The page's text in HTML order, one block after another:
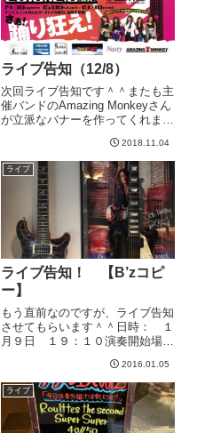
ライブ告知（12/8）
次回ライブ告知です＾＾またも主
催バンドのAmazing Monkeyさん
が立派なバナーを作ってくれまし
Face(HPはこちら）我々ぱちもん
の出番は、17：15演奏スタート
です。チケットは当然無料です
が、ライブハウ...
2018.11.04
ライブ
ライブ告知！ 【B’zコピ
ー】
もう直前なのですが、ライブ告知
させてもらいます＾＾日時： １
月９日 １９：１０演奏開始場
→ ライブハウスのホームページ
バンド名：もっずライブハウス入
り口でバンド名を伝えてもらえれ
ば、チケットは無料...
2016.01.05
ライブ